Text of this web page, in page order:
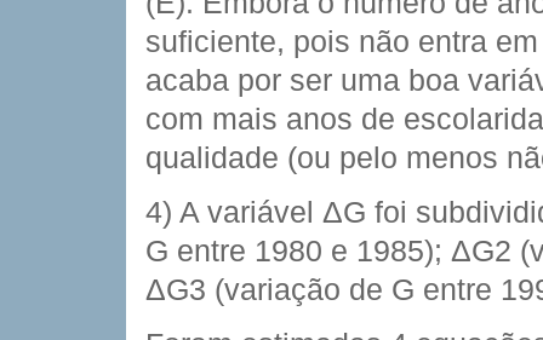
suficiente, pois não entra
acaba por ser uma boa
com mais anos de
qualidade (ou pelo menos
4) A variável ΔG foi
G entre 1980 e 1985); ΔG2
ΔG3 (variação de G entre